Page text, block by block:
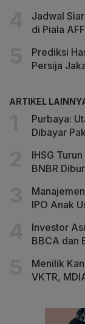
Jadwal
di Piala
Prediksi
Persija
ARTIKEL
Purbaya:
Dibayar
IHSG
BNBR
IPO Anak
Investor
BBCA dan
Menilik
VKTR,